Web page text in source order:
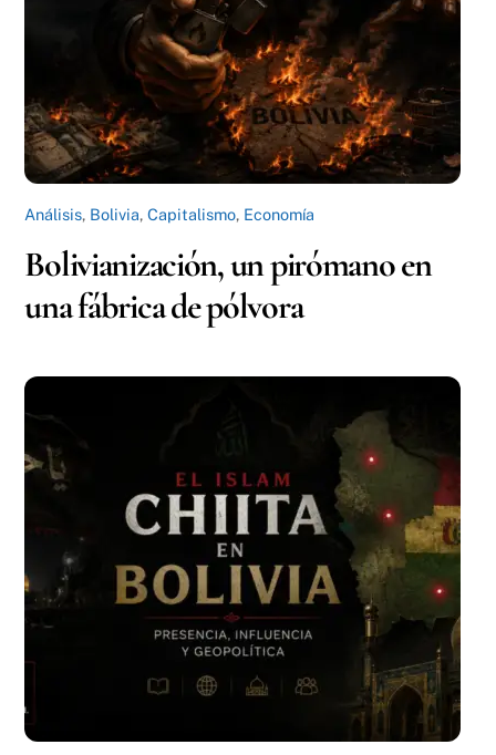
Análisis, Bolivia,Capitalismo, Economía
Bolivianización, un pirómano en
una fábrica de pólvora